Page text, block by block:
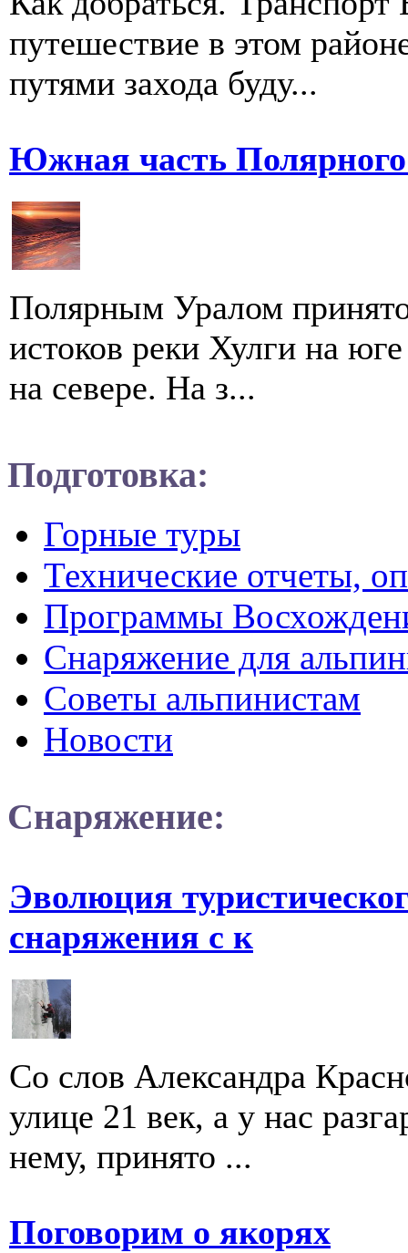
путешествие в этом
путями захода буду...
Южная часть
Полярным Уралом принято
истоков реки Хулги на
на севере. На з...
Подготовка:
Горные туры
Технические отчеты,
Программы
Снаряжение для
Советы альпинистам
Новости
Снаряжение:
Эволюция
снаряжения с к
Со слов Александра
улице 21 век, а у нас
нему, принято ...
Поговорим о якорях